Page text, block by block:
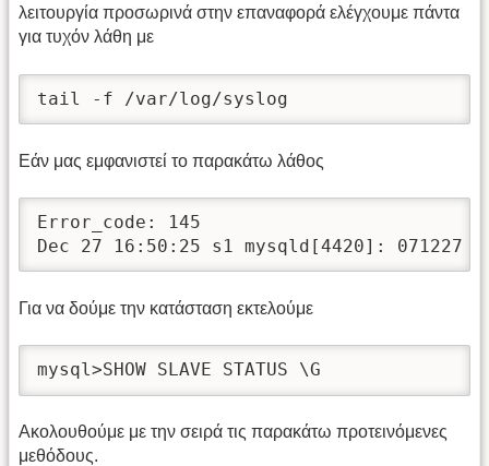
λειτουργία προσωρινά στην επαναφορά ελέγχουμε πάντα
για τυχόν λάθη με
tail -f /var/log/syslog
Εάν μας εμφανιστεί το παρακάτω λάθος
Error_code: 145
Dec 27 16:50:25 s1 mysqld[4420]:
Για να δούμε την κατάσταση εκτελούμε
mysql>SHOW SLAVE STATUS \G
Ακολουθούμε με την σειρά τις παρακάτω προτεινόμενες
μεθόδους.